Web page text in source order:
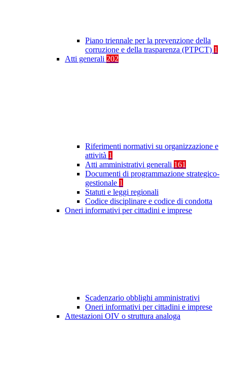
Piano triennale per la prevenzione della
corruzione e della trasparenza (PTPCT) 1
Atti generali 202
Riferimenti normativi su organizzazione e
attività 1
Atti amministrativi generali 161
Documenti di programmazione strategico-
gestionale 1
Statuti e leggi regionali
Codice disciplinare e codice di condotta
Oneri informativi per cittadini e imprese
Scadenzario obblighi amministrativi
Oneri informativi per cittadini e imprese
Attestazioni OIV o struttura analoga